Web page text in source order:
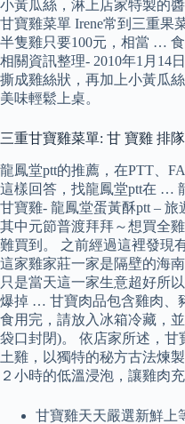
小黃瓜絲，淋上店家特製的
甘寶雞菜單 Irene常到三重果
半隻雞只要100元，相當 …
相關資訊整理- 2010年1月14
撕成雞絲狀，再加上小黃瓜
美味輕鬆上桌。
三重甘寶雞菜單: 甘 寶雞 排
龍鳳堂ptt的推薦，在PTT、
這樣回答，找龍鳳堂ptt在 …
甘寶雞- 龍鳳堂蛋黃酥ptt –
其中元節普渡拜拜～想買全
難買到。 之前經過這裡發現
這家雞家莊一家是隔壁的海
只是當天這一家生意超好所
爆掉 … 甘寶肉品包含雞肉、
食用完，請放入冰箱冷藏，
袋口封閉)。 依店家所述，
土雞，以獨特的秘方古法煉
２小時的低溫浸泡，讓雞肉
甘寶雞天天嚴選新鮮上